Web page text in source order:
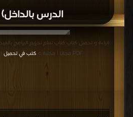
الدرس بالداخل) PDF
قراءة و تحميل كتاب كتاب تعلم تحزيم البرامج
PDF مجانا | مكتبة >
كتب في تحميل